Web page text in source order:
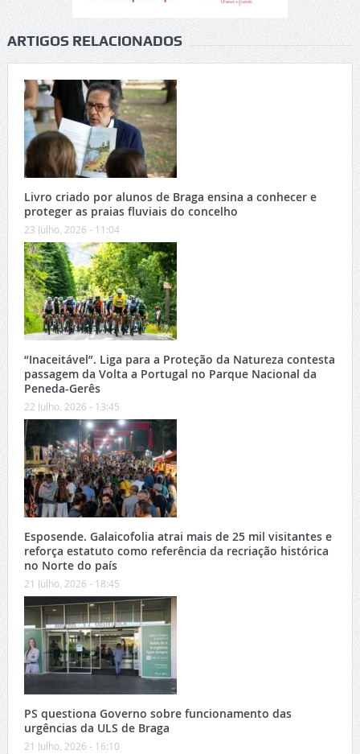
ARTIGOS RELACIONADOS
Livro criado por alunos de Braga ensina a conhecer e
proteger as praias fluviais do concelho
23 Julho, 2026 - 11:04
“Inaceitável”. Liga para a Proteção da Natureza contesta
passagem da Volta a Portugal no Parque Nacional da
Peneda-Gerês
22 Julho, 2026 - 13:45
Esposende. Galaicofolia atrai mais de 25 mil visitantes e
reforça estatuto como referência da recriação histórica
no Norte do país
21 Julho, 2026 - 18:45
PS questiona Governo sobre funcionamento das
urgências da ULS de Braga
21 Julho, 2026 - 16:10